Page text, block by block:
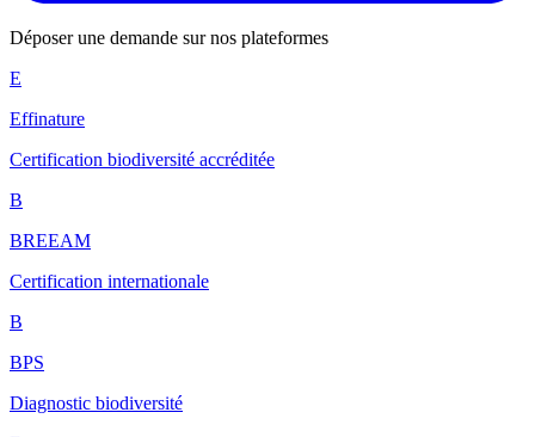
Déposer une demande sur nos plateformes
E
Effinature
Certification biodiversité accréditée
B
BREEAM
Certification internationale
B
BPS
Diagnostic biodiversité